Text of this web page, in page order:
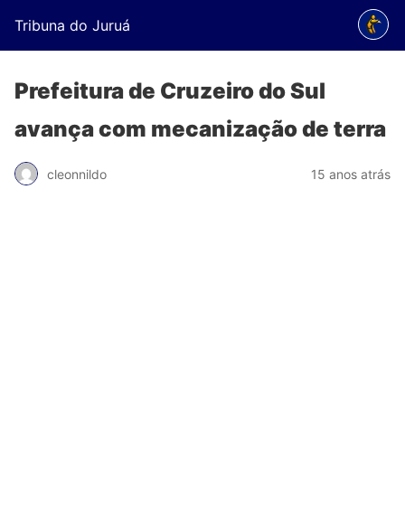
Tribuna do Juruá
Prefeitura de Cruzeiro do Sul
avança com mecanização de terra
cleonnildo 15 anos atrás